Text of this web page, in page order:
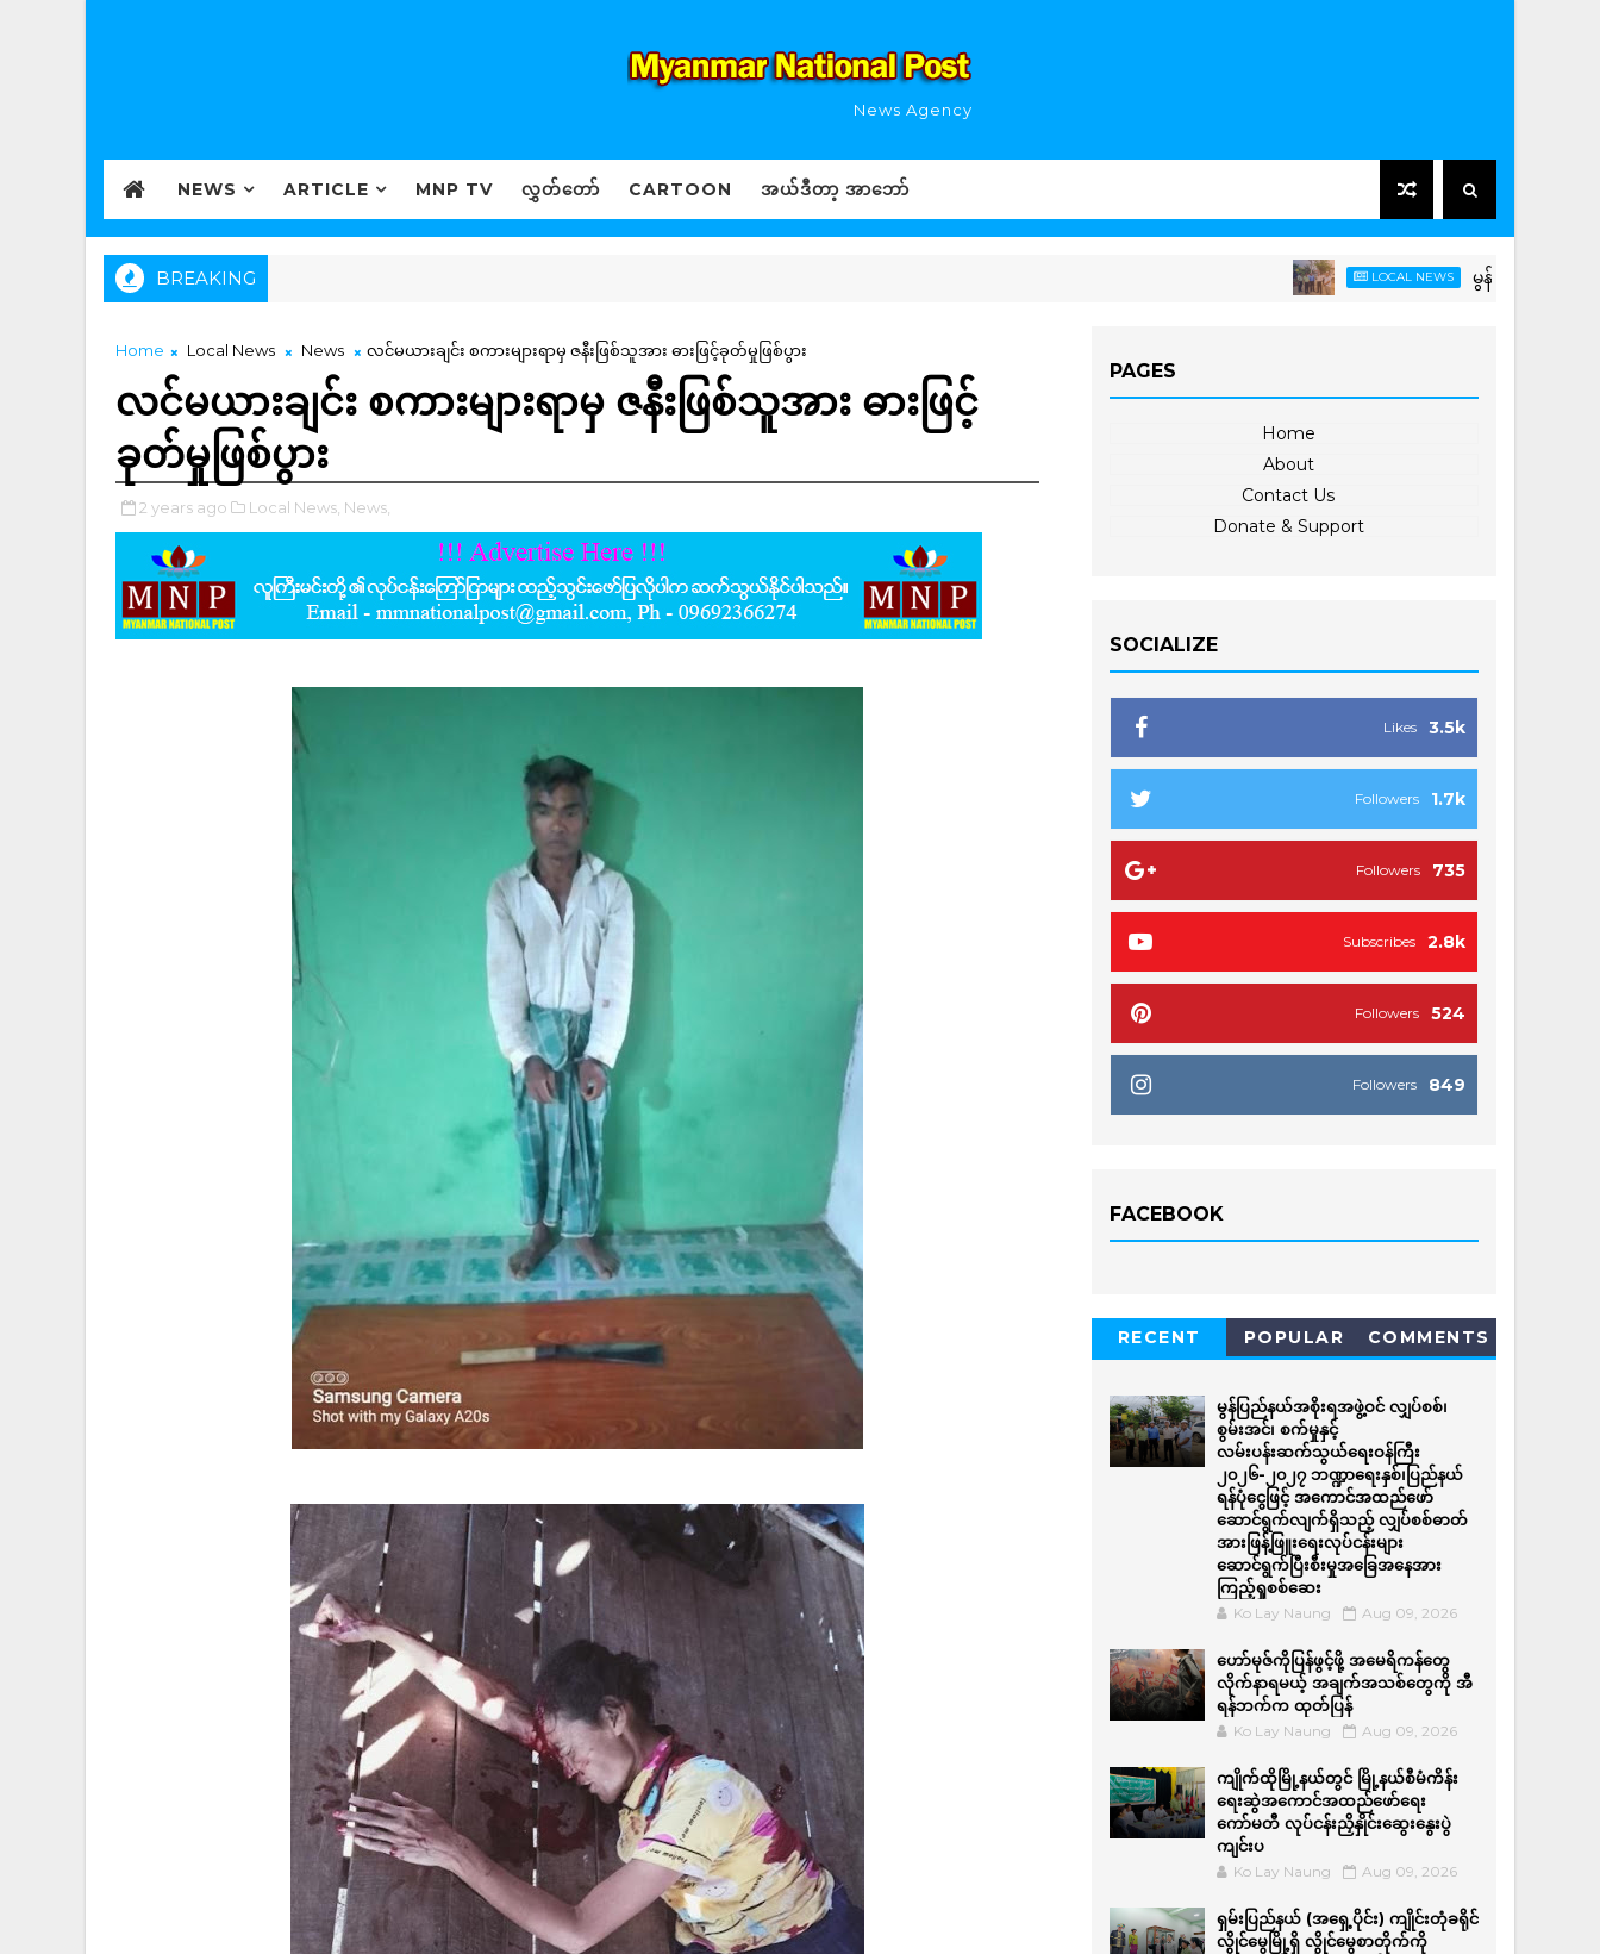
News Agency
NEWS ARTICLE MNP TV လွှတ်တော် CARTOON အယ်ဒီတာ့ အာဘော်
BREAKING LOCAL NEWS မွန်ပြည်နယ်အစိုးရအဖွဲ့ဝင် လ
Home Local News News လင်မယားချင်း စကားများရာမှ ဇနီးဖြစ်သူအား ဓားဖြင့်ခုတ်မှုဖြစ်ပွား
လင်မယားချင်း စကားများရာမှ ဇနီးဖြစ်သူအား ဓားဖြင့်
ခုတ်မှုဖြစ်ပွား
2 years ago Local News, News,
PAGES
Home
About
Contact Us
Donate & Support
SOCIALIZE
3.5k
Likes
1.7k
Followers
735
Followers
2.8k
Subscribes
524
Followers
849
Followers
FACEBOOK
RECENT POPULAR COMMENTS
မွန်ပြည်နယ်အစိုးရအဖွဲ့ဝင် လျှပ်စစ်၊
စွမ်းအင်၊ စက်မှုနှင့်
လမ်းပန်းဆက်သွယ်ရေးဝန်ကြီး
၂၀၂၆-၂၀၂၇ ဘဏ္ဍာရေးနှစ်၊ပြည်နယ်
ရန်ပုံငွေဖြင့် အကောင်အထည်ဖော်
ဆောင်ရွက်လျက်ရှိသည့် လျှပ်စစ်ဓာတ်
အားဖြန့်ဖြူးရေးလုပ်ငန်းများ
ဆောင်ရွက်ပြီးစီးမှုအခြေအနေအား
ကြည့်ရှုစစ်ဆေး
Ko Lay Naung Aug 09, 2026
ဟော်မုဇ်ကိုပြန်ဖွင့်ဖို့ အမေရိကန်တွေ
လိုက်နာရမယ့် အချက်အသစ်တွေကို အီ
ရန်ဘက်က ထုတ်ပြန်
Ko Lay Naung Aug 09, 2026
ကျိုက်ထိုမြို့နယ်တွင် မြို့နယ်စီမံကိန်း
ရေးဆွဲအကောင်အထည်ဖော်ရေး
ကော်မတီ လုပ်ငန်းညှိနှိုင်းဆွေးနွေးပွဲ
ကျင်းပ
Ko Lay Naung Aug 09, 2026
ရှမ်းပြည်နယ် (အရှေ့ပိုင်း) ကျိုင်းတုံခရိုင်
လွိုင်မွေမြို့ရှိ လွိုင်မွေစာတိုက်ကို